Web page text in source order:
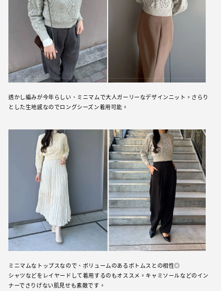
透かし編みが今年らしい、ミニマムで大人ガーリーなデザインニット。さらり
とした生地感なのでロングシーズン着用可能。
ミニマムなトップスなので、ボリュームのあるボトムスとの相性◎
シャツなどをレイヤードして着用するのもオススメ。キャミソールなどのイン
ナーでさりげない肌見せも素敵です。